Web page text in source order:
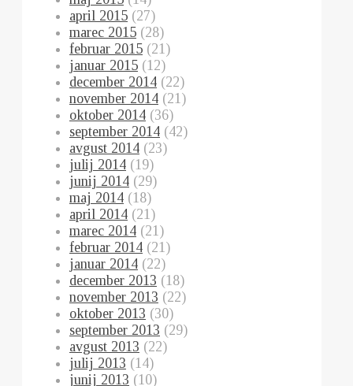
april 2015 (27)
marec 2015 (28)
februar 2015 (21)
januar 2015 (12)
december 2014 (22)
november 2014 (21)
oktober 2014 (36)
september 2014 (42)
avgust 2014 (23)
julij 2014 (19)
junij 2014 (29)
maj 2014 (18)
april 2014 (21)
marec 2014 (21)
februar 2014 (21)
januar 2014 (22)
december 2013 (18)
november 2013 (22)
oktober 2013 (30)
september 2013 (29)
avgust 2013 (22)
julij 2013 (14)
junij 2013 (10)